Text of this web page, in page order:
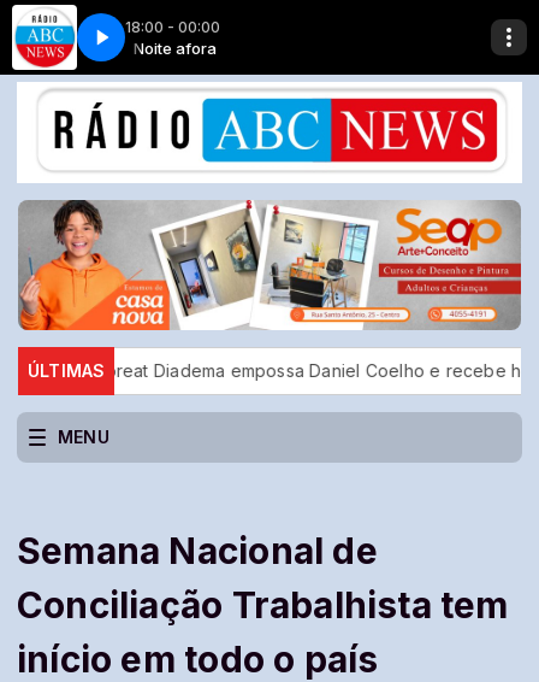
18:00 - 00:00
Noite afora
Musica Boi Tata
ÚLTIMAS
Floreat Diadema empossa Daniel Coelho e recebe
MENU
Semana Nacional de
Conciliação Trabalhista tem
início em todo o país